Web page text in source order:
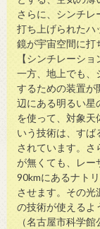
さらに、シンチレ
打ち上げられたハ
鏡が宇宙空間に打
【シンチレーシ
一方、地上でも、
するための装置が
辺にある明るい星
を使って、対象天
いう技術は、すば
されています。
が無くても、レー
90kmにあるナト
させます。その
の技術が使えるよ
（名古屋市科学